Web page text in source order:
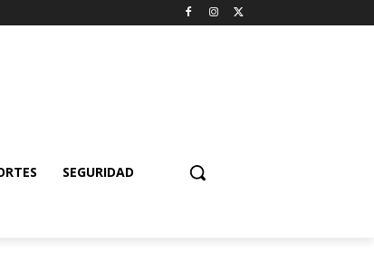
SEGURIDAD